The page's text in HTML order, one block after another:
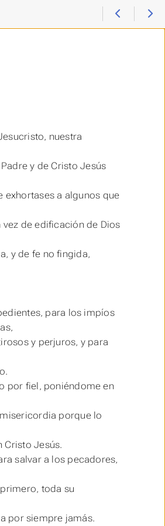
nuestra
y de Cristo Jesús
exhortases a algunos que
de edificación de Dios
yde fe no fingida,
para los impíos
y perjuros, y para
por fiel, poniéndome en
porque lo
Cristo Jesús.
salvar a los pecadores,
toda su
por siempre jamás.